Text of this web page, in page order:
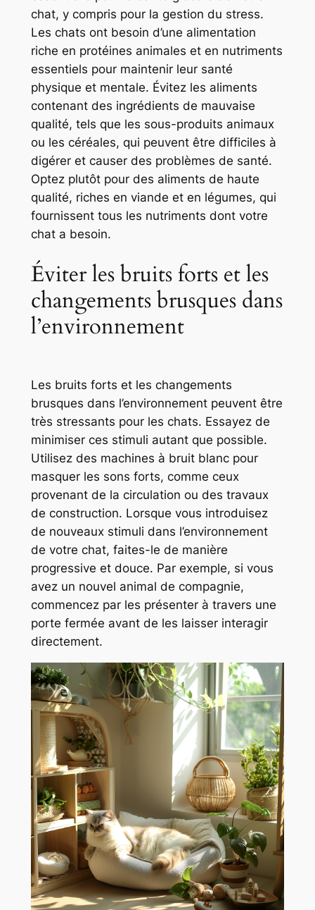
chat, y compris pour la gestion du stress.
Les chats ont besoin d’une alimentation
riche en protéines animales et en nutriments
essentiels pour maintenir leur santé
physique et mentale. Évitez les aliments
contenant des ingrédients de mauvaise
qualité, tels que les sous-produits animaux
ou les céréales, qui peuvent être difficiles à
digérer et causer des problèmes de santé.
Optez plutôt pour des aliments de haute
qualité, riches en viande et en légumes, qui
fournissent tous les nutriments dont votre
chat a besoin.
Éviter les bruits forts et les
changements brusques dans
l’environnement
Les bruits forts et les changements
brusques dans l’environnement peuvent être
très stressants pour les chats. Essayez de
minimiser ces stimuli autant que possible.
Utilisez des machines à bruit blanc pour
masquer les sons forts, comme ceux
provenant de la circulation ou des travaux
de construction. Lorsque vous introduisez
de nouveaux stimuli dans l’environnement
de votre chat, faites-le de manière
progressive et douce. Par exemple, si vous
avez un nouvel animal de compagnie,
commencez par les présenter à travers une
porte fermée avant de les laisser interagir
directement.